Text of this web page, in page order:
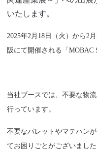
いたします。
2025年2月18日（火）から2月
阪にて開催される「MOBAC
当社ブースでは、不要な物
行っています。
不要なパレットやマテハン
てお困りごとがございまし